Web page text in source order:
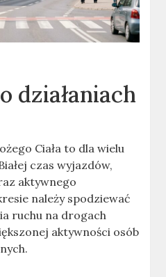
działaniach
Ciała to dla wielu
czas wyjazdów,
aktywnego
należy spodziewać
ruchu na drogach
aktywności osób